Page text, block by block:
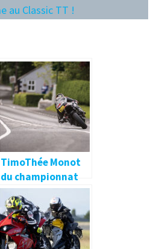
au Classic TT !
TimoThée Monot
du championnat
de Bretagne au
Tourist Trophy…